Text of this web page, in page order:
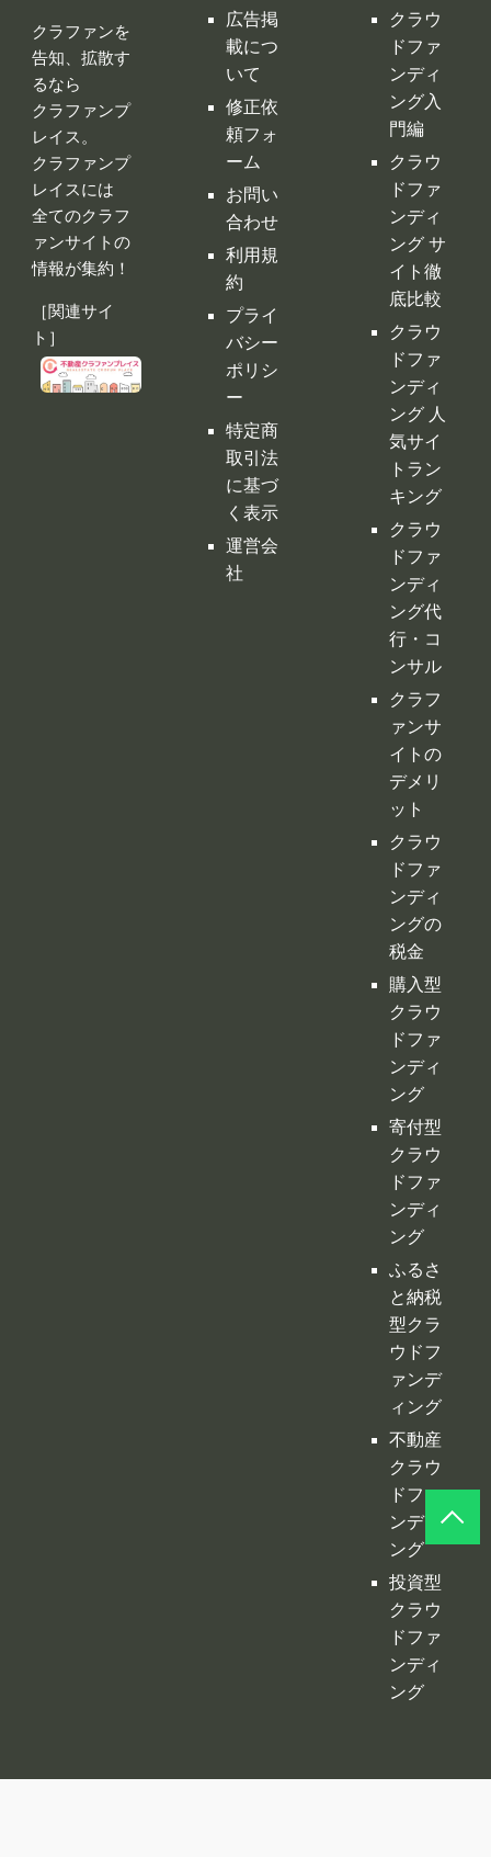
全てのクラフ
ァンサイトの
情報が集約！
［関連サイ
ト］
お問い
合わせ
利用規
約
プライ
バシー
ポリシ
ー
特定商
取引法
に基づ
く表示
運営会
社
ドファ
ンディ
ング サ
イト徹
底比較
クラウ
ドファ
ンディ
ング 人
気サイ
トラン
クラウ
ドファ
ンディ
ング代
行・コ
ンサル
クラフ
ァンサ
イトの
デメリ
ット
クラウ
ドファ
ンディ
ングの
税金
購入型
クラウ
ドファ
ンディ
ング
寄付型
クラウ
ドファ
ンディ
ング
ふるさ
と納税
型クラ
ウドフ
ァンデ
ィング
不動産
クラウ
ドファ
ンディ
ング
投資型
クラウ
ドファ
ンディ
ング